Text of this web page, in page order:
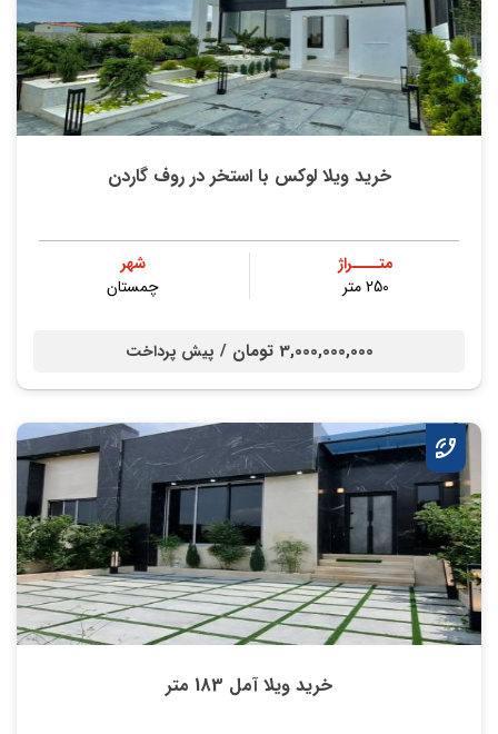
خرید ویلا لوکس با استخر در روف گاردن
متــــراژ
250 متر
شهر
چمستان
3,000,000,000 تومان / پیش پرداخت
خرید ویلا آمل 183 متر